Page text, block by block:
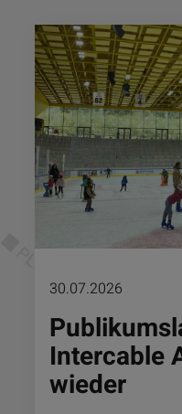
30.07.2026
Intercable
wieder